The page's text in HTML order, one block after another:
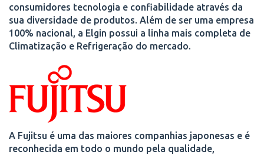
consumidores tecnologia e confiabilidade através da
sua diversidade de produtos. Além de ser uma empresa
100% nacional, a Elgin possui a linha mais completa de
Climatização e Refrigeração do mercado.
A Fujitsu é uma das maiores companhias japonesas e é
reconhecida em todo o mundo pela qualidade,